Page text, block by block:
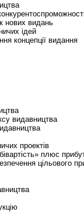
нових видань
ідей
концепції видання
видавництва
проектів
плюс
цільового